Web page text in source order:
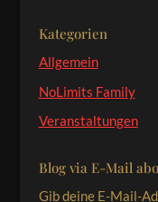
Kategorien
Allgemein
NoLimits Family
Veranstaltungen
Blog via E-Mail
Gib deine E-Mail-